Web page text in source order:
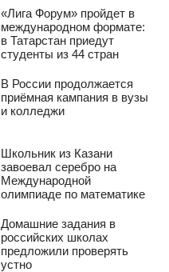
«Лига Форум» пройдет в
международном формате:
в Татарстан приедут
студенты из 44 стран
В России продолжается
приёмная кампания в вузы
и колледжи
Школьник из Казани
завоевал серебро на
Международной
олимпиаде по математике
Домашние задания в
российских школах
предложили проверять
устно